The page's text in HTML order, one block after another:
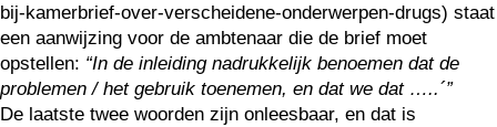
bij-kamerbrief-over-verscheidene-onderwerpen-drugs) staat
een aanwijzing voor de ambtenaar die de brief moet
opstellen: “In de inleiding nadrukkelijk benoemen dat de
problemen / het gebruik toenemen, en dat we dat …..´”
De laatste twee woorden zijn onleesbaar, en dat is